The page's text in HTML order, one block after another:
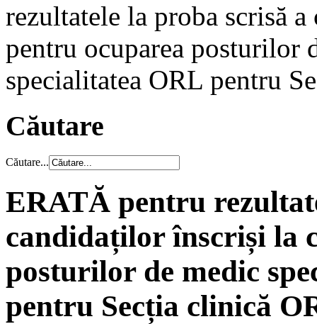
rezultatele la proba scrisă
pentru ocuparea posturilor
specialitatea ORL pentru
Căutare
Căutare...
ERATĂ pentru
candidaților înscriși la
posturilor de medic
pentru Secția clinică